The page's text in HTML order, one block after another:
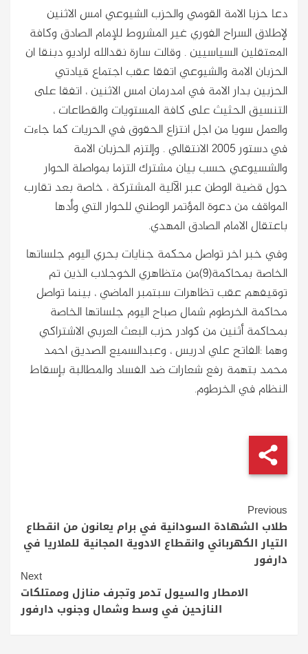
دعا حزبا الامة القومي والحزب الشيوعي امس الاثنين
لإطلاق السراح الفوري غير المشروط للإمام الصادق وكافة
المعتقلين السياسيين. وقالت سارة نقدالله لراديو دبنقا ان
الحزبان الامة والشيوعي اتفقا عقب اجتماع قيادتي
الحزبين بدار الامة في امدرمان امس الاثنين ، اتفقا على
التنسيق الحثيث على كافة المستويات والقطاعات ،
والعمل سويا من اجل انتزاع الحقوق في الحريات كما جاءت
في دستور 2005 الانتقالي . وإلتزم الحزبان الامة
والشسيوعي حسب بيان مشترك التزما بمواصلة الحوار
حول قضية الوطن عبر الآلية المشتركة ، خاصة بعد تقارب
المواقف من دعوة المؤتمر الوطني للحوار التي وأدها
باعتقال الامام الصادق المهدي.
وفي خبر اخر تواصل محكمة جنايات بحري اليوم جلساتها
الخاصة بمحاكمة(9)من متظاهري الخوجلاب الذين تم
توقيفهم عقب تظاهرات سبتمبر الماضي ، بينما تواصل
محاكمة الخرطوم شمال صباح اليوم جلساتها الخاصة
بمحاكمة أثنين من كوادر حزب البعث العربي الاشتراكي
وهما :الفاتح علي ادريس ، وعبدالسميع الصديق احمد
محمد بتهمة رفع شعارات ضد الفساد والمطالبة بإسقاط
النظام في الخرطوم.
Continue
Reading
Previous
طلاب الشهادة السودانية في برام يعانون من انقطاع
التيار الكهربائي وانقطاع الادوية المجانية للملاريا في
دارفور
Next
الامطار والسيول تدمر وتجرف منازل وممتلكات
النازحين في وسط وشمال وجنوب دارفور